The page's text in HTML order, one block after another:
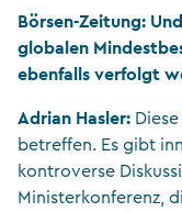
Börsen-Zeitung:
globalen
ebenfalls verfolgt
Adrian Hasler:
betreffen. Es gibt
kontroverse
Ministerkonferenz,